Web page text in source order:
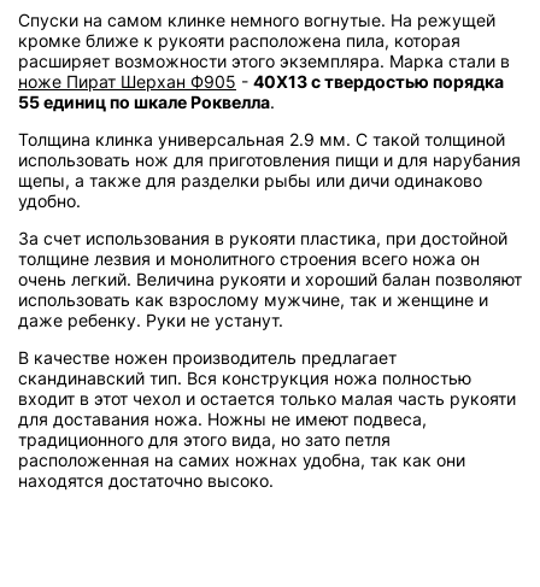
Спуски на самом клинке немного вогнутые. На режущей
кромке ближе к рукояти расположена пила, которая
расширяет возможности этого экземпляра. Марка стали в
ноже Пират Шерхан Ф905 - 40Х13 с твердостью порядка
55 единиц по шкале Роквелла.
Толщина клинка универсальная 2.9 мм. С такой толщиной
использовать нож для приготовления пищи и для нарубания
щепы, а также для разделки рыбы или дичи одинаково
удобно.
За счет использования в рукояти пластика, при достойной
толщине лезвия и монолитного строения всего ножа он
очень легкий. Величина рукояти и хороший балан позволяют
использовать как взрослому мужчине, так и женщине и
даже ребенку. Руки не устанут.
В качестве ножен производитель предлагает
скандинавский тип. Вся конструкция ножа полностью
входит в этот чехол и остается только малая часть рукояти
для доставания ножа. Ножны не имеют подвеса,
традиционного для этого вида, но зато петля
расположенная на самих ножнах удобна, так как они
находятся достаточно высоко.